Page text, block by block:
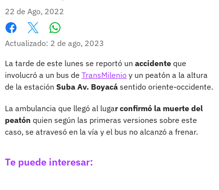
22 de Ago, 2022
Facebook
X
Actualizado: 2 de ago, 2023
La tarde de este lunes se reportó un accidente que
involucró a un bus de TransMilenio y un peatón a la altura
de la estación Suba Av. Boyacá sentido oriente-occidente.
La ambulancia que llegó al lugar confirmó la muerte del
peatón quien según las primeras versiones sobre este
caso, se atravesó en la vía y el bus no alcanzó a frenar.
Te puede interesar: